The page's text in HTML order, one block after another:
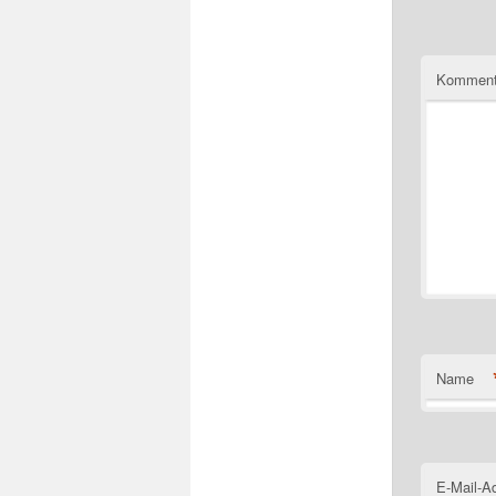
Name
E-Mail-